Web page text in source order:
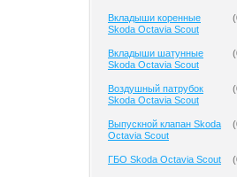
Вкладыши коренные
Skoda Octavia Scout
(
Вкладыши шатунные
Skoda Octavia Scout
(
Воздушный патрубок
Skoda Octavia Scout
(
Выпускной клапан Skoda
Octavia Scout
(
ГБО Skoda Octavia Scout (